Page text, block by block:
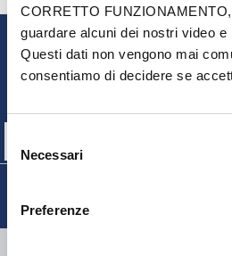
CORRETTO
guardare alcuni dei nostri video
Questi dati non vengono mai
consentiamo di decidere se
delNecessari
Preferenze
Iscriviti per ricevere